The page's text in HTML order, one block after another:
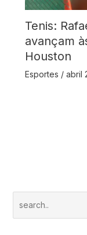
Tenis:
avançam
Houston
Esportes / abril